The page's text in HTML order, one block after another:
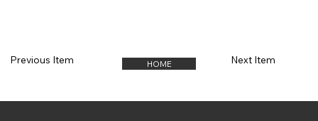
Previous Item HOME Next Item